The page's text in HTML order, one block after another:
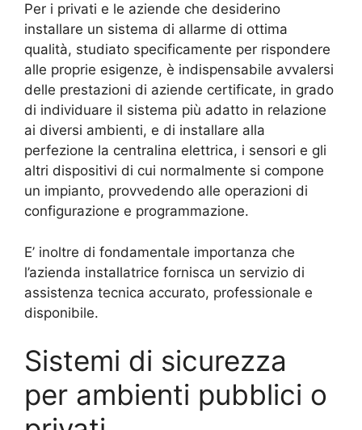
Per i privati e le aziende che desiderino
installare un sistema di allarme di ottima
qualità, studiato specificamente per rispondere
alle proprie esigenze, è indispensabile avvalersi
delle prestazioni di aziende certificate, in grado
di individuare il sistema più adatto in relazione
ai diversi ambienti, e di installare alla
perfezione la centralina elettrica, i sensori e gli
altri dispositivi di cui normalmente si compone
un impianto, provvedendo alle operazioni di
configurazione e programmazione.
E’ inoltre di fondamentale importanza che
l’azienda installatrice fornisca un servizio di
assistenza tecnica accurato, professionale e
disponibile.
Sistemi di sicurezza
per ambienti pubblici o